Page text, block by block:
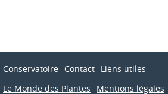
Conservatoire Contact Liens utiles
Le Monde des Plantes
Mentions légales